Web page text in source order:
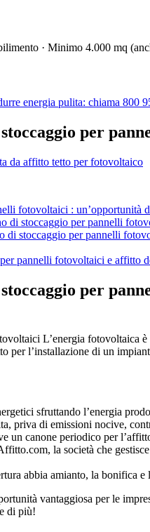
· Minimo 4.000 mq
energia pulita: chiama 800
per
da affitto tetto per fotovoltaico
fotovoltaici : un’opportunità
di stoccaggio per pannelli
di stoccaggio per pannelli
pannelli fotovoltaici e affitto
per
L’energia fotovoltaica è
per l’installazione di un
sfruttando l’energia
priva di emissioni nocive,
un canone periodico per
la società che
abbia amianto, la bonifica
vantaggiosa per le
di più!